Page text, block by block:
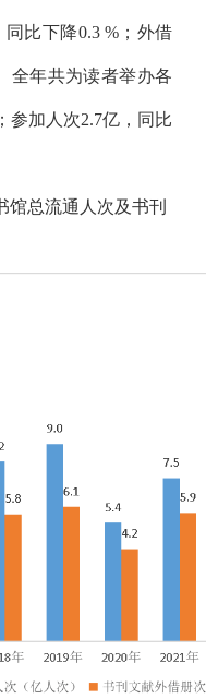
比下降0.3 %；外借
全年共为读者举办各
参加人次2.7亿，同比
馆总流通人次及书刊